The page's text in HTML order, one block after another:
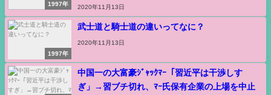
1997年
2020年11月13日
1997年
武士道と騎士道の違いってなに？
2020年11月13日
中国一の大富豪ｼﾞｬｯｸﾏｰ「習近平は干渉しす
ぎ」→習ブチ切れ、ﾏｰ氏保有企業の上場を中止